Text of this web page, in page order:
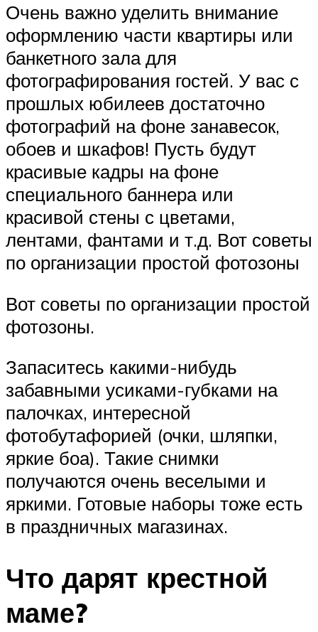
Очень важно уделить внимание
оформлению части квартиры или
банкетного зала для
фотографирования гостей. У вас с
прошлых юбилеев достаточно
фотографий на фоне занавесок,
обоев и шкафов! Пусть будут
красивые кадры на фоне
специального баннера или
красивой стены с цветами,
лентами, фантами и т.д. Вот советы
по организации простой фотозоны
Вот советы по организации простой
фотозоны.
Запаситесь какими-нибудь
забавными усиками-губками на
палочках, интересной
фотобутафорией (очки, шляпки,
яркие боа). Такие снимки
получаются очень веселыми и
яркими. Готовые наборы тоже есть
в праздничных магазинах.
Что дарят крестной
маме?